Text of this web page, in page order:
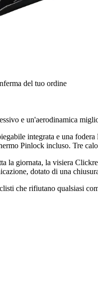
del tuo ordine
e un'aerodinamica
integrata e una
Pinlock incluso. Tre
la giornata, la visiera
dotato di una
che rifiutano qualsiasi